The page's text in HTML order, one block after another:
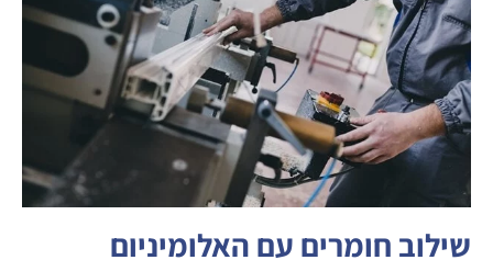
שילוב חומרים עם האלומיניום